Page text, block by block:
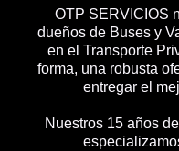
OTP SERVICIOS
dueños de Buses y
en el Transporte
forma, una robusta
entregar el
Nuestros 15 años